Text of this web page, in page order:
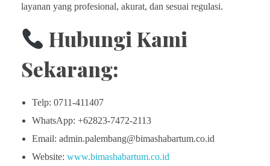
layanan yang profesional, akurat, dan sesuai regulasi.
Hubungi Kami
Sekarang:
Telp: 0711-411407
WhatsApp: +62823-7472-2113
Email: admin.palembang@bimashabartum.co.id
Website: www.bimashabartum.co.id